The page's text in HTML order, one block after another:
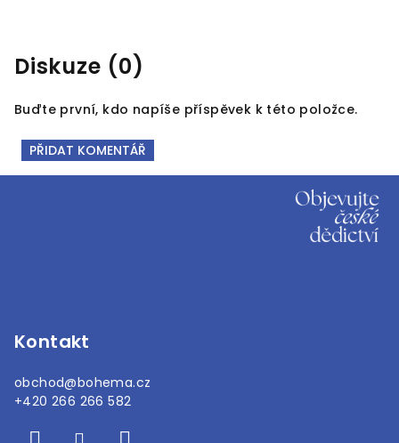
Diskuze (0)
Buďte první, kdo napíše příspěvek k této položce.
PŘIDAT KOMENTÁŘ
Kontakt
obchod@bohema.cz
+420 266 266 582